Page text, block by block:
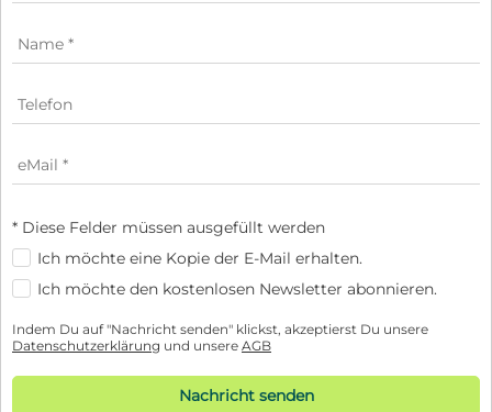
* Diese Felder müssen ausgefüllt werden
Ich möchte eine Kopie der E-Mail erhalten.
Ich möchte den kostenlosen Newsletter abonnieren.
Indem Du auf "Nachricht senden" klickst, akzeptierst Du unsere
Datenschutzerklärung und unsere AGB
Nachricht senden